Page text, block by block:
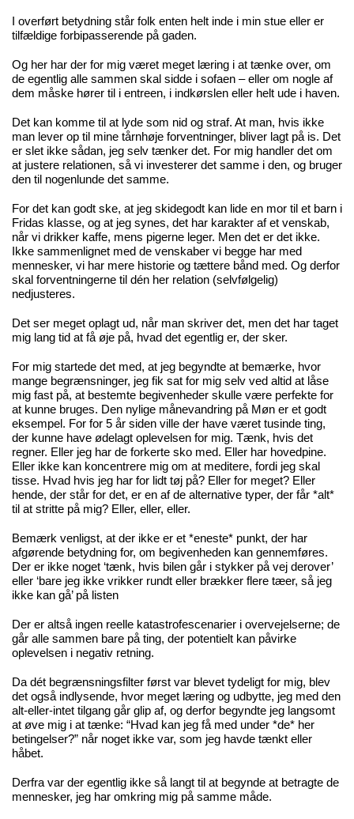
I overført betydning står folk enten helt inde i min stue eller er
tilfældige forbipasserende på gaden.
Og her har der for mig været meget læring i at tænke over, om
de egentlig alle sammen skal sidde i sofaen – eller om nogle af
dem måske hører til i entreen, i indkørslen eller helt ude i haven.
Det kan komme til at lyde som nid og straf. At man, hvis ikke
man lever op til mine tårnhøje forventninger, bliver lagt på is. Det
er slet ikke sådan, jeg selv tænker det. For mig handler det om
at justere relationen, så vi investerer det samme i den, og bruger
den til nogenlunde det samme.
For det kan godt ske, at jeg skidegodt kan lide en mor til et barn i
Fridas klasse, og at jeg synes, det har karakter af et venskab,
når vi drikker kaffe, mens pigerne leger. Men det er det ikke.
Ikke sammenlignet med de venskaber vi begge har med
mennesker, vi har mere historie og tættere bånd med. Og derfor
skal forventningerne til dén her relation (selvfølgelig)
nedjusteres.
Det ser meget oplagt ud, når man skriver det, men det har taget
mig lang tid at få øje på, hvad det egentlig er, der sker.
For mig startede det med, at jeg begyndte at bemærke, hvor
mange begrænsninger, jeg fik sat for mig selv ved altid at låse
mig fast på, at bestemte begivenheder skulle være perfekte for
at kunne bruges. Den nylige månevandring på Møn er et godt
eksempel. For for 5 år siden ville der have været tusinde ting,
der kunne have ødelagt oplevelsen for mig. Tænk, hvis det
regner. Eller jeg har de forkerte sko med. Eller har hovedpine.
Eller ikke kan koncentrere mig om at meditere, fordi jeg skal
tisse. Hvad hvis jeg har for lidt tøj på? Eller for meget? Eller
hende, der står for det, er en af de alternative typer, der får *alt*
til at stritte på mig? Eller, eller, eller.
Bemærk venligst, at der ikke er et *eneste* punkt, der har
afgørende betydning for, om begivenheden kan gennemføres.
Der er ikke noget ‘tænk, hvis bilen går i stykker på vej derover’
eller ‘bare jeg ikke vrikker rundt eller brækker flere tæer, så jeg
ikke kan gå’ på listen
Der er altså ingen reelle katastrofescenarier i overvejelserne; de
går alle sammen bare på ting, der potentielt kan påvirke
oplevelsen i negativ retning.
Da dét begrænsningsfilter først var blevet tydeligt for mig, blev
det også indlysende, hvor meget læring og udbytte, jeg med den
alt-eller-intet tilgang går glip af, og derfor begyndte jeg langsomt
at øve mig i at tænke: “Hvad kan jeg få med under *de* her
betingelser?” når noget ikke var, som jeg havde tænkt eller
håbet.
Derfra var der egentlig ikke så langt til at begynde at betragte de
mennesker, jeg har omkring mig på samme måde.